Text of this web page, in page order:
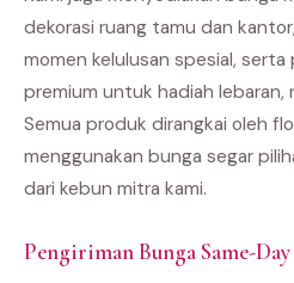
dekorasi ruang tamu dan
momen kelulusan spesial,
premium untuk hadiah lebaran,
Semua produk dirangkai oleh
menggunakan bunga segar
dari kebun mitra kami.
Pengiriman Bunga Same-